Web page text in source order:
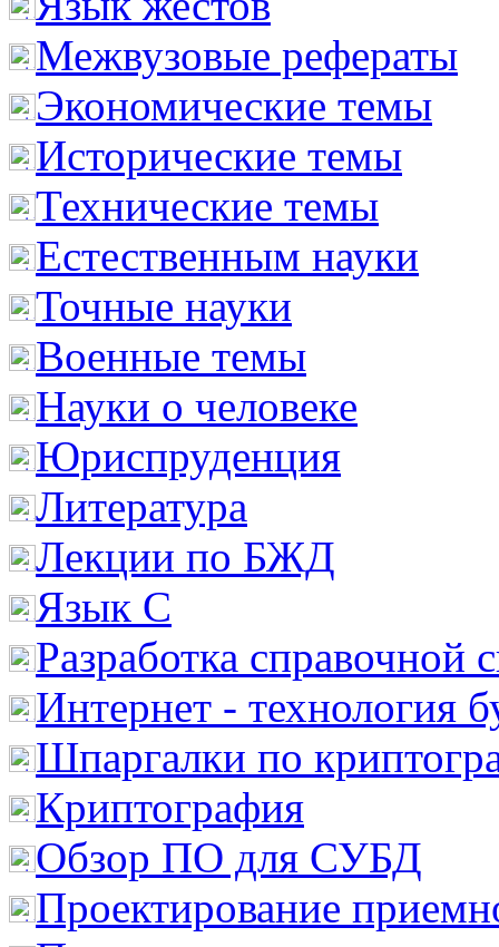
Межвузовые рефераты
Экономические темы
Исторические темы
Технические темы
Естественным науки
Точные науки
Военные темы
Науки о человеке
Юриспруденция
Литература
Лекции по БЖД
Язык С
Разработка справочной
Интернет - технология
Шпаргалки по
Криптография
Обзор ПО для СУБД
Проектирование